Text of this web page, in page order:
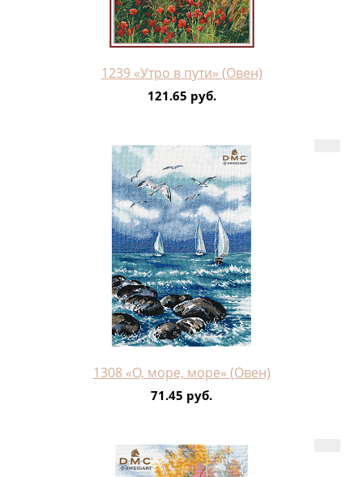
1239 «Утро в пути» (Овен)
121.65 руб.
1308 «О, море, море» (Овен)
71.45 руб.